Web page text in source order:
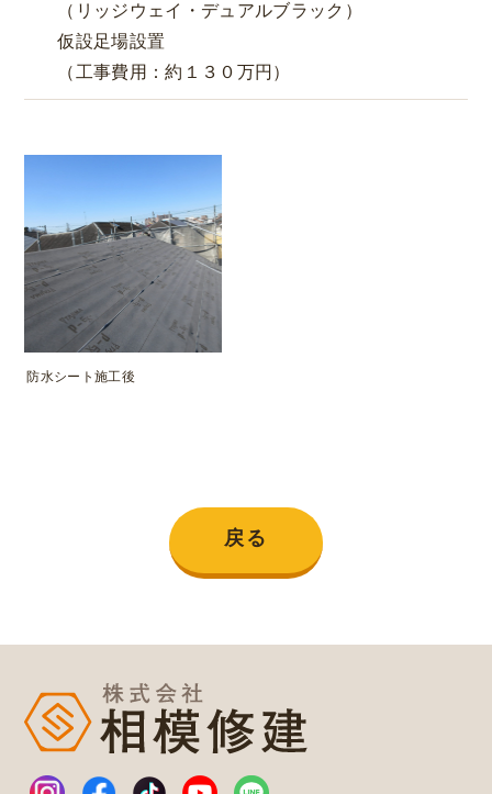
（リッジウェイ・デュアルブラック）
仮設足場設置
（工事費用：約１３０万円）
防水シート施工後
戻る